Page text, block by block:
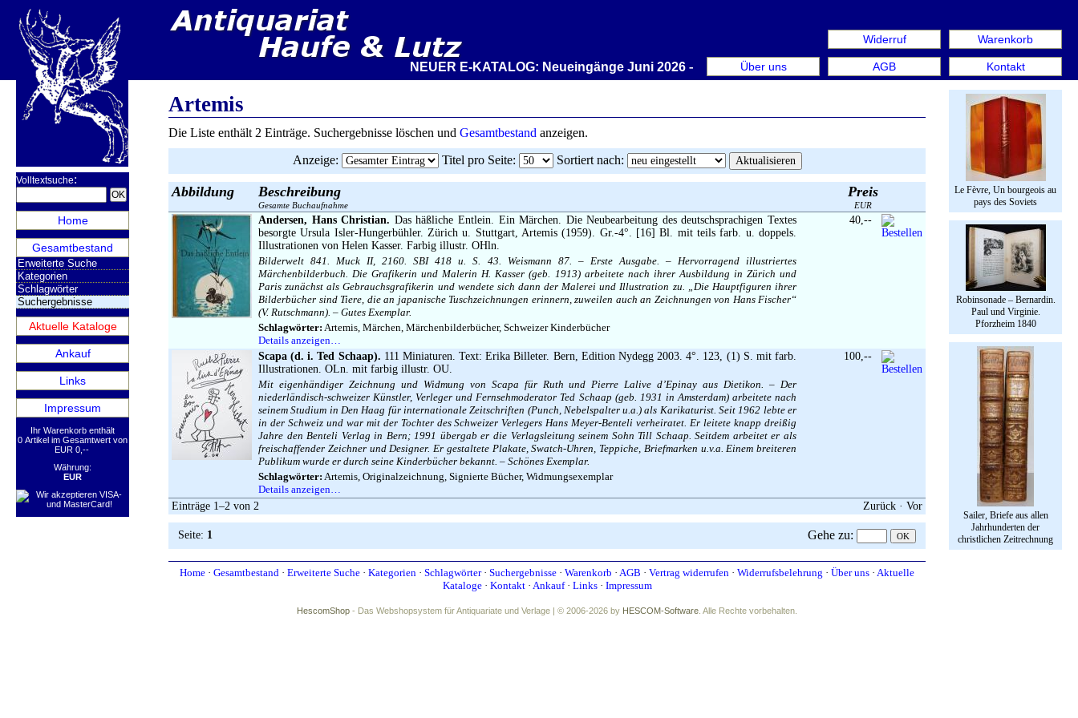
Warenkorb
Kontakt
Widerruf
AGB
Über uns
NEUER E-KATALOG: Neueingänge Juni 2026 – Wir stellen aus: Rare Book Week Berlin. Internationale
Volltextsuche:
Home
Gesamtbestand
Erweiterte Suche
Kategorien
Schlagwörter
Suchergebnisse
Aktuelle Kataloge
Ankauf
Links
Impressum
Ihr Warenkorb enthält
0 Artikel im Gesamtwert von
EUR 0,--
Währung:
EUR
Le Fèvre, Un bourgeois au
pays des Soviets
Robinsonade – Bernardin.
Paul und Virginie.
Pforzheim 1840
Sailer, Briefe aus allen
Jahrhunderten der
christlichen Zeitrechnung
Artemis
Die Liste enthält 2 Einträge. Suchergebnisse löschen und Gesamtbestand anzeigen.
Anzeige: Titel pro Seite: Sortiert nach:
Abbildung Beschreibung
Gesamte Buchaufnahme
Preis
EUR
Andersen, Hans Christian. Das häßliche Entlein. Ein Märchen. Die Neubearbeitung des deutschsprachigen Textes
besorgte Ursula Isler-Hungerbühler. Zürich u. Stuttgart, Artemis (1959). Gr.-4°. [16] Bl. mit teils farb. u. doppels.
Illustrationen von Helen Kasser. Farbig illustr. OHln.
Bilderwelt 841. Muck II, 2160. SBI 418 u. S. 43. Weismann 87. – Erste Ausgabe. – Hervorragend illustriertes
Märchenbilderbuch. Die Grafikerin und Malerin H. Kasser (geb. 1913) arbeitete nach ihrer Ausbildung in Zürich und
Paris zunächst als Gebrauchsgrafikerin und wendete sich dann der Malerei und Illustration zu. „Die Hauptfiguren ihrer
Bilderbücher sind Tiere, die an japanische Tuschzeichnungen erinnern, zuweilen auch an Zeichnungen von Hans Fischer“
(V. Rutschmann). – Gutes Exemplar.
Schlagwörter: Artemis, Märchen, Märchenbilderbücher, Schweizer Kinderbücher
Details anzeigen…
40,--
Scapa (d. i. Ted Schaap). 111 Miniaturen. Text: Erika Billeter. Bern, Edition Nydegg 2003. 4°. 123, (1) S. mit farb.
Illustrationen. OLn. mit farbig illustr. OU.
Mit eigenhändiger Zeichnung und Widmung von Scapa für Ruth und Pierre Lalive d’Epinay aus Dietikon. – Der
niederländisch-schweizer Künstler, Verleger und Fernsehmoderator Ted Schaap (geb. 1931 in Amsterdam) arbeitete nach
seinem Studium in Den Haag für internationale Zeitschriften (Punch, Nebelspalter u.a.) als Karikaturist. Seit 1962 lebte er
in der Schweiz und war mit der Tochter des Schweizer Verlegers Hans Meyer-Benteli verheiratet. Er leitete knapp dreißig
Jahre den Benteli Verlag in Bern; 1991 übergab er die Verlagsleitung seinem Sohn Till Schaap. Seitdem arbeitet er als
freischaffender Zeichner und Designer. Er gestaltete Plakate, Swatch-Uhren, Teppiche, Briefmarken u.v.a. Einem breiteren
Publikum wurde er durch seine Kinderbücher bekannt. – Schönes Exemplar.
Schlagwörter: Artemis, Originalzeichnung, Signierte Bücher, Widmungsexemplar
Details anzeigen…
100,--
Einträge 1–2 von 2 Zurück · Vor
Seite: 1 Gehe zu:
Home · Gesamtbestand · Erweiterte Suche · Kategorien · Schlagwörter· Suchergebnisse · Warenkorb · AGB · Vertrag widerrufen · Widerrufsbelehrung · Über uns · Aktuelle
Kataloge· Kontakt· Ankauf· Links· Impressum
HescomShop - Das Webshopsystem für Antiquariate und Verlage | © 2006-2026 by HESCOM-Software . Alle Rechte vorbehalten.